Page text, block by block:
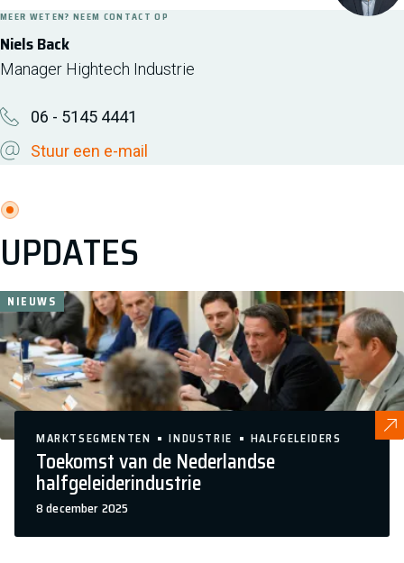
MEER WETEN? NEEM CONTACT OP
Niels Back
Manager Hightech Industrie
06 - 5145 4441
Stuur een e-mail
UPDATES
Toekomst van de Nederlandse
halfgeleiderindustrie
8 december 2025
MARKTSEGMENTEN INDUSTRIE HALFGELEIDERS
NIEUWS